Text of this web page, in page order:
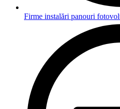
Firme instalări panouri